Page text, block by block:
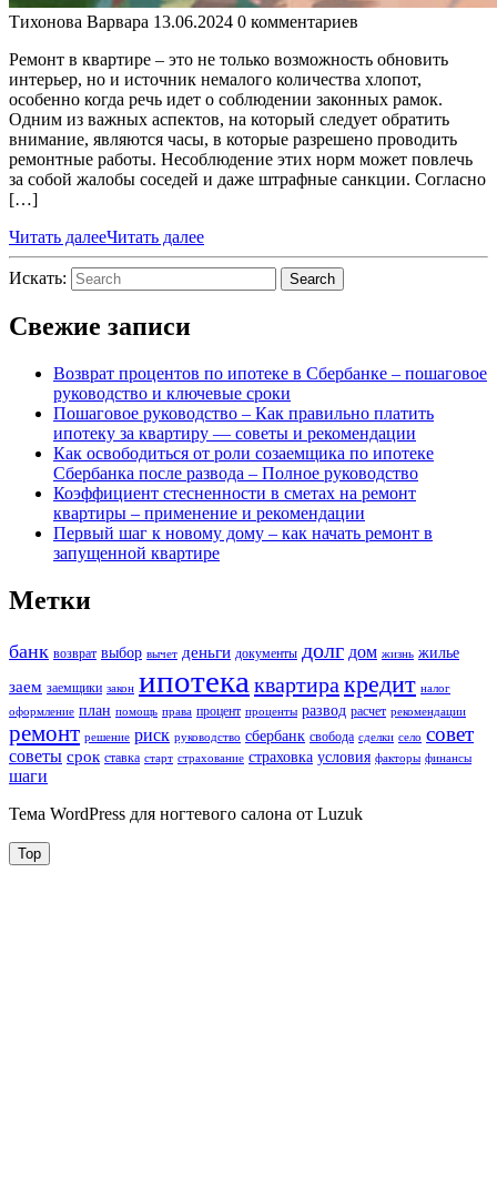
Тихонова Варвара 13.06.2024 0 комментариев
Ремонт в квартире – это не только возможность обновить
интерьер, но и источник немалого количества хлопот,
особенно когда речь идет о соблюдении законных рамок.
Одним из важных аспектов, на который следует обратить
внимание, являются часы, в которые разрешено проводить
ремонтные работы. Несоблюдение этих норм может повлечь
за собой жалобы соседей и даже штрафные санкции. Согласно
[…]
Читать далееЧитать далее
Искать: Search
Свежие записи
Возврат процентов по ипотеке в Сбербанке – пошаговое
руководство и ключевые сроки
Пошаговое руководство – Как правильно платить
ипотеку за квартиру — советы и рекомендации
Как освободиться от роли созаемщика по ипотеке
Сбербанка после развода – Полное руководство
Коэффициент стесненности в сметах на ремонт
квартиры – применение и рекомендации
Первый шаг к новому дому – как начать ремонт в
запущенной квартире
Метки
банк возврат выбор вычет деньги документы долг дом жизнь жилье
заем заемщики закон ипотека квартира кредит налог
оформление план помощь права процент проценты развод расчет рекомендации
ремонт решение риск руководство сбербанк свобода сделки село совет
советы срок ставка старт страхование страховка условия факторы финансы
шаги
Тема WordPress для ногтевого салона от Luzuk
Top